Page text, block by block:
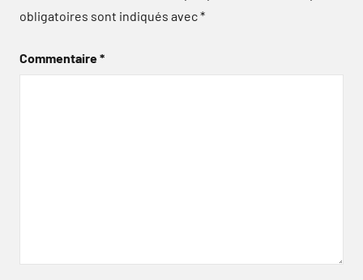
obligatoires sont indiqués avec*
Commentaire*